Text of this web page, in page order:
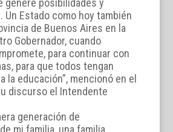
genere posibilidades y
Un Estado como hoy también
de Buenos Aires en la
Gobernador, cuando
para continuar con
para que todos tengan
la educación”, mencionó en el
discurso el Intendente
generación de
mi familia, una familia